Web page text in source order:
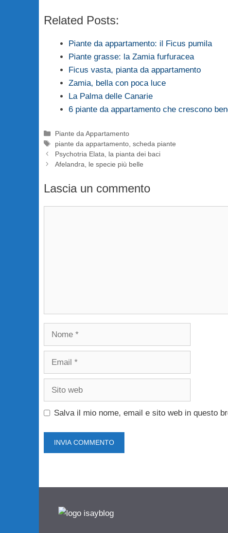
Related Posts:
Piante da appartamento: il Ficus pumila
Piante grasse: la Zamia furfuracea
Ficus vasta, pianta da appartamento
Zamia, bella con poca luce
La Palma delle Canarie
6 piante da appartamento che crescono
Categorie
Piante da Appartamento
Tag
piante da appartamento, scheda piante
Psychotria Elata, la pianta dei baci
Afelandra, le specie più belle
Lascia un commento
Nome
Email
Sito
Salva il mio nome, email e sito web in questo